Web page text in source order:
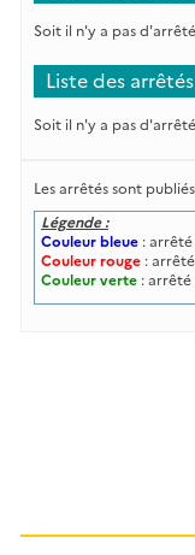
Soit il n'y a pas
Liste des
Soit il n'y a pas
Les arrêtés sont
Légende :
Couleur bleue :
Couleur rouge :
Couleur verte : arrêté